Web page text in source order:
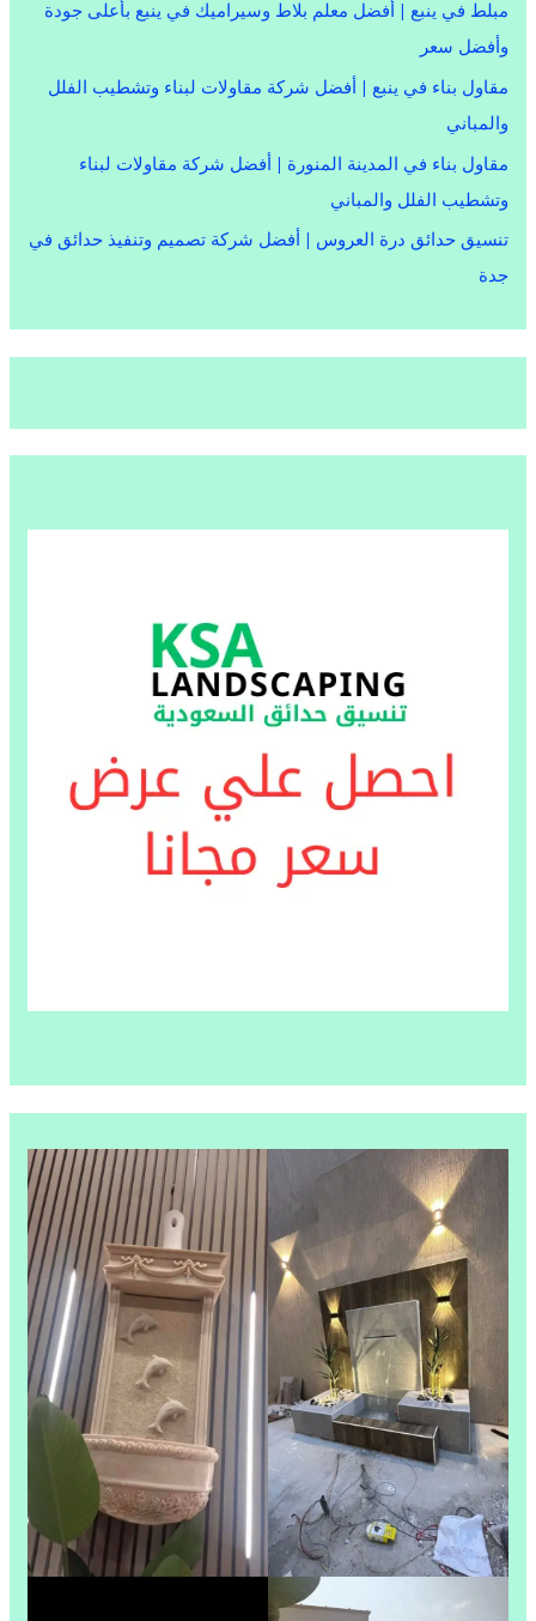
مبلط في ينبع | أفضل معلم بلاط وسيراميك في ينبع بأعلى جودة
وأفضل سعر
مقاول بناء في ينبع | أفضل شركة مقاولات لبناء وتشطيب الفلل
والمباني
مقاول بناء في المدينة المنورة | أفضل شركة مقاولات لبناء
وتشطيب الفلل والمباني
تنسيق حدائق درة العروس | أفضل شركة تصميم وتنفيذ حدائق في
جدة